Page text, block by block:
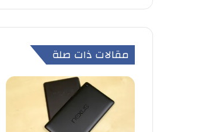
مقالات ذات صلة